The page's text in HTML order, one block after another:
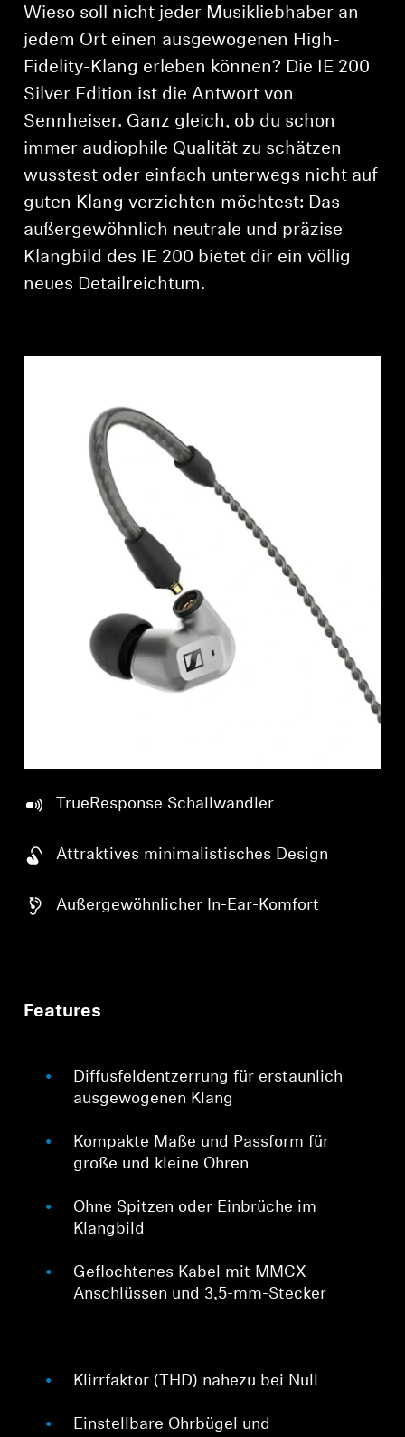
AMBEO Soundbars und Subs
AMBEO Ersatzteile & Zubehör
Entdecken
Über uns
Innovationen
Professionell
Wieso soll nicht jeder Musikliebhaber an
jedem Ort einen ausgewogenen High-
Fidelity-Klang erleben können? Die IE 200
Silver Edition ist die Antwort von
Sennheiser. Ganz gleich, ob du schon
immer audiophile Qualität zu schätzen
wusstest oder einfach unterwegs nicht auf
guten Klang verzichten möchtest: Das
außergewöhnlich neutrale und präzise
Klangbild des IE 200 bietet dir ein völlig
neues Detailreichtum.
TrueResponse Schallwandler
Attraktives minimalistisches Design
Außergewöhnlicher In-Ear-Komfort
Features
Diffusfeldentzerrung für erstaunlich
ausgewogenen Klang
Kompakte Maße und Passform für
große und kleine Ohren
Ohne Spitzen oder Einbrüche im
Klangbild
Geflochtenes Kabel mit MMCX-
Anschlüssen und 3,5-mm-Stecker
Klirrfaktor (THD) nahezu bei Null
Einstellbare Ohrbügel und